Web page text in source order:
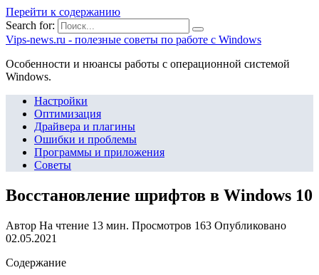
Перейти к содержанию
Search for:
Vips-news.ru - полезные советы по работе с Windows
Особенности и нюансы работы с операционной системой
Windows.
Настройки
Оптимизация
Драйвера и плагины
Ошибки и проблемы
Программы и приложения
Советы
Восстановление шрифтов в Windows 10
Автор На чтение 13 мин. Просмотров 163 Опубликовано
02.05.2021
Содержание